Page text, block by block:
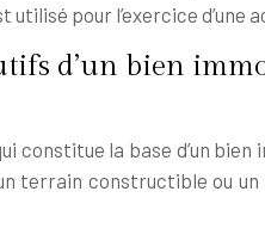
pour l’exercice d’une
d’un bien
constitue la base d’un
terrain constructible ou